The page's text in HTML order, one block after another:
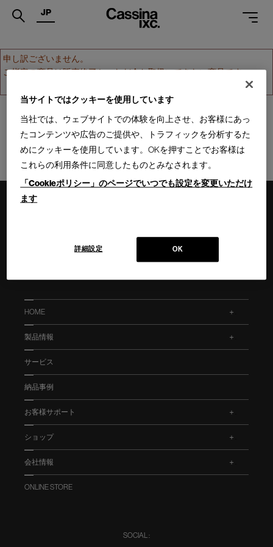
.
PRODUCTS
SERVICES
PROJECTS
MAGAZINE
SUPPORT
SHOPS
PROFESSIONAL
JP
申し訳ございません。
ご指定の商品は販売終了か、ただ今お取扱いできない商品です。
HOME
製品情報
サービス
納品事例
お客様サポート
ショップ
会社情報
ONLINE STORE
SOCIAL :
当サイトではクッキーを使用しています
当社では、ウェブサイトでの体験を向上させ、お客様にあっ
たコンテンツや広告のご提供や、トラフィックを分析するた
めにクッキーを使用しています。OKを押すことでお客様は
これらの利用条件に同意したものとみなされます。
「Cookieポリシー」のページでいつでも設定を変更いただけ
ます
OK
詳細設定